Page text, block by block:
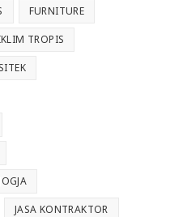
FURNITURE
TROPIS
JASA KONTRAKTOR